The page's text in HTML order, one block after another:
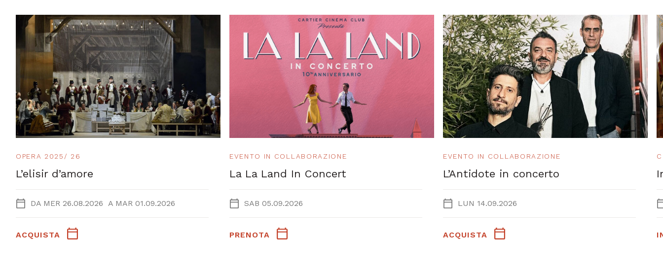
OPERA 2025/ 26
L’elisir d’amore
DA MER 26.08.2026 A MAR 01.09.2026
ACQUISTA
EVENTO IN COLLABORAZIONE
La La Land In Concert
SAB 05.09.2026
PRENOTA
EVENTO IN COLLABORAZIONE
L’Antidote in concerto
LUN 14.09.2026
ACQUISTA